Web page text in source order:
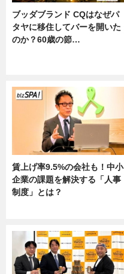
ブッダブランド CQはなぜパ
タヤに移住してバーを開いた
のか？60歳の節…
賃上げ率9.5%の会社も！中小
企業の課題を解決する「人事
制度」とは？